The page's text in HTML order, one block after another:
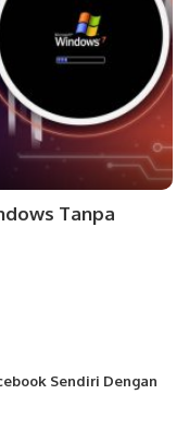
Tanpa
Sendiri Dengan